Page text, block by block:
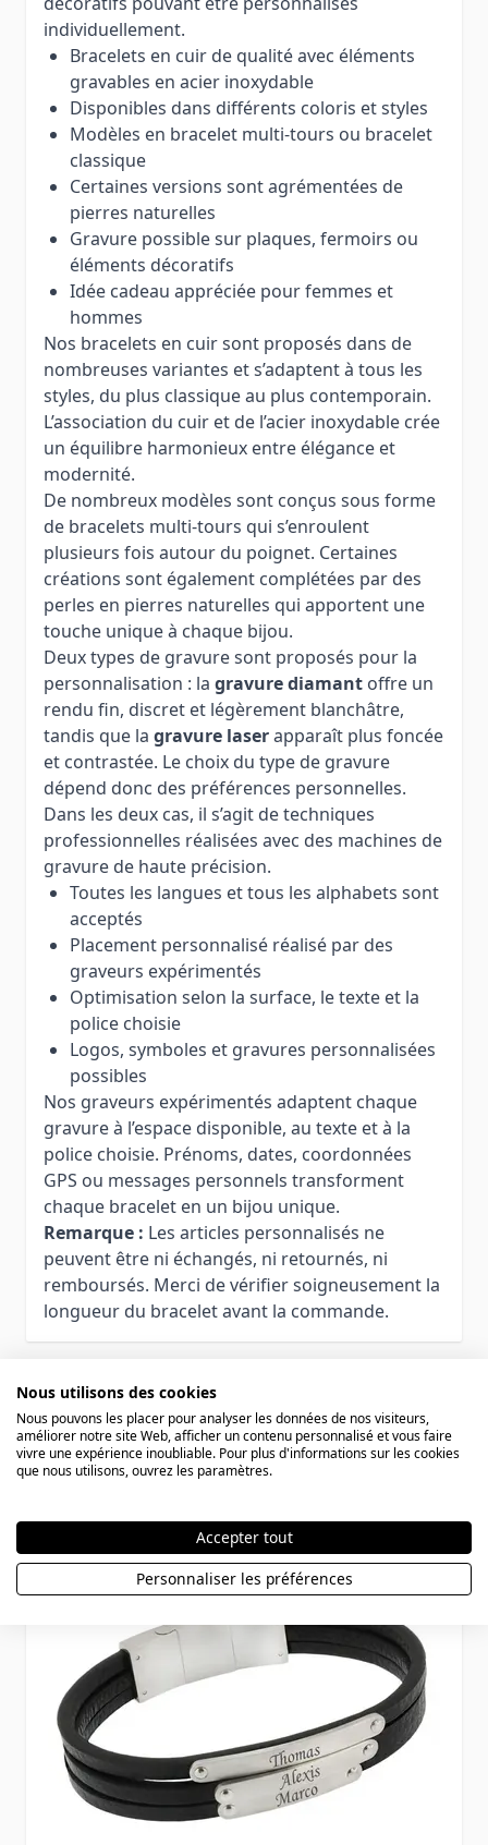
individuellement.
Bracelets en cuir de qualité avec éléments
gravables en acier inoxydable
Disponibles dans différents coloris et styles
Modèles en bracelet multi-tours ou bracelet
classique
Certaines versions sont agrémentées de
pierres naturelles
Gravure possible sur plaques, fermoirs ou
éléments décoratifs
Idée cadeau appréciée pour femmes et
hommes
Nos bracelets en cuir sont proposés dans de
nombreuses variantes et s’adaptent à tous les
styles, du plus classique au plus contemporain.
L’association du cuir et de l’acier inoxydable crée
un équilibre harmonieux entre élégance et
modernité.
De nombreux modèles sont conçus sous forme
de bracelets multi-tours qui s’enroulent
plusieurs fois autour du poignet. Certaines
créations sont également complétées par des
perles en pierres naturelles qui apportent une
touche unique à chaque bijou.
Deux types de gravure sont proposés pour la
personnalisation : la gravure diamant offre un
rendu fin, discret et légèrement blanchâtre,
tandis que la gravure laserapparaît plus foncée
et contrastée. Le choix du type de gravure
dépend donc des préférences personnelles.
Dans les deux cas, il s’agit de techniques
professionnelles réalisées avec des machines de
gravure de haute précision.
Toutes les langues et tous les alphabets sont
acceptés
Placement personnalisé réalisé par des
graveurs expérimentés
Optimisation selon la surface, le texte et la
police choisie
Logos, symboles et gravures personnalisées
possibles
Nos graveurs expérimentés adaptent chaque
gravure à l’espace disponible, au texte et à la
police choisie. Prénoms, dates, coordonnées
GPS ou messages personnels transforment
chaque bracelet en un bijou unique.
Remarque : Les articles personnalisés ne
peuvent être ni échangés, ni retournés, ni
remboursés. Merci de vérifier soigneusement la
longueur du bracelet avant la commande.
Vous aimerez aussi
Nous utilisons des cookies
Nous pouvons les placer pour analyser les données de nos visiteurs,
améliorer notre site Web, afficher un contenu personnalisé et vous faire
vivre une expérience inoubliable. Pour plus d'informations sur les cookies
que nous utilisons, ouvrez les paramètres.
Accepter tout
Personnaliser les préférences